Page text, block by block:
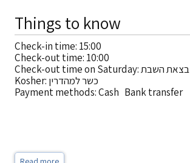
Things to know
Check-in time: 15:00
Check-out time: 10:00
Check-out time on Saturday: בצאת השבת
Kosher: כשר למהדרין
Payment methods: Cash Bank transfer